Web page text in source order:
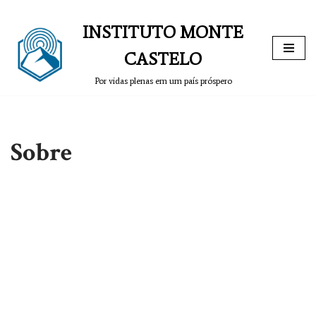
Pular
para
INSTITUTO MONTE
CASTELO
Por vidas plenas em um país próspero
Sobre